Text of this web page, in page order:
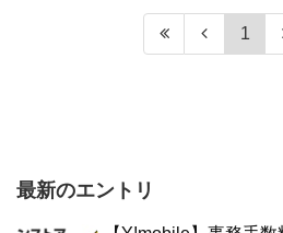
1
最新のエントリ